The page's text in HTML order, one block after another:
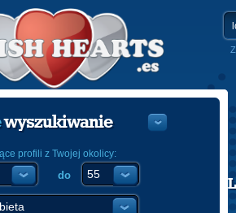
POLISH
wyszukiwanie
profili z Twojej okolicy:
do